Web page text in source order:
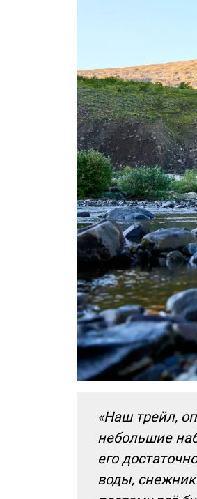
«Наш трейл,
небольшие
его
воды,